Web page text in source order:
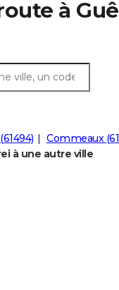
à
Commeaux
à une autre ville